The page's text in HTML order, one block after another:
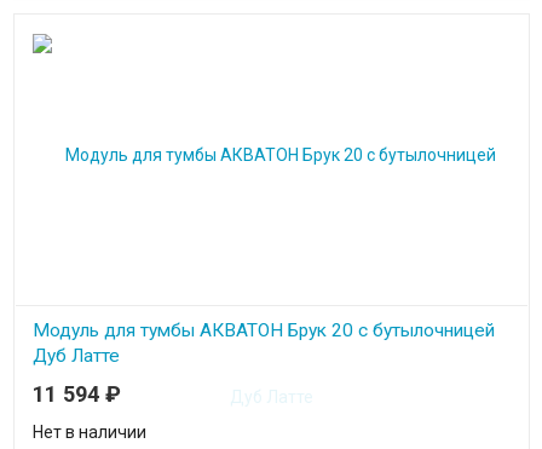
Модуль для тумбы АКВАТОН Брук 20 с бутылочницей
Дуб Латте
11 594 ₽
Нет в наличии